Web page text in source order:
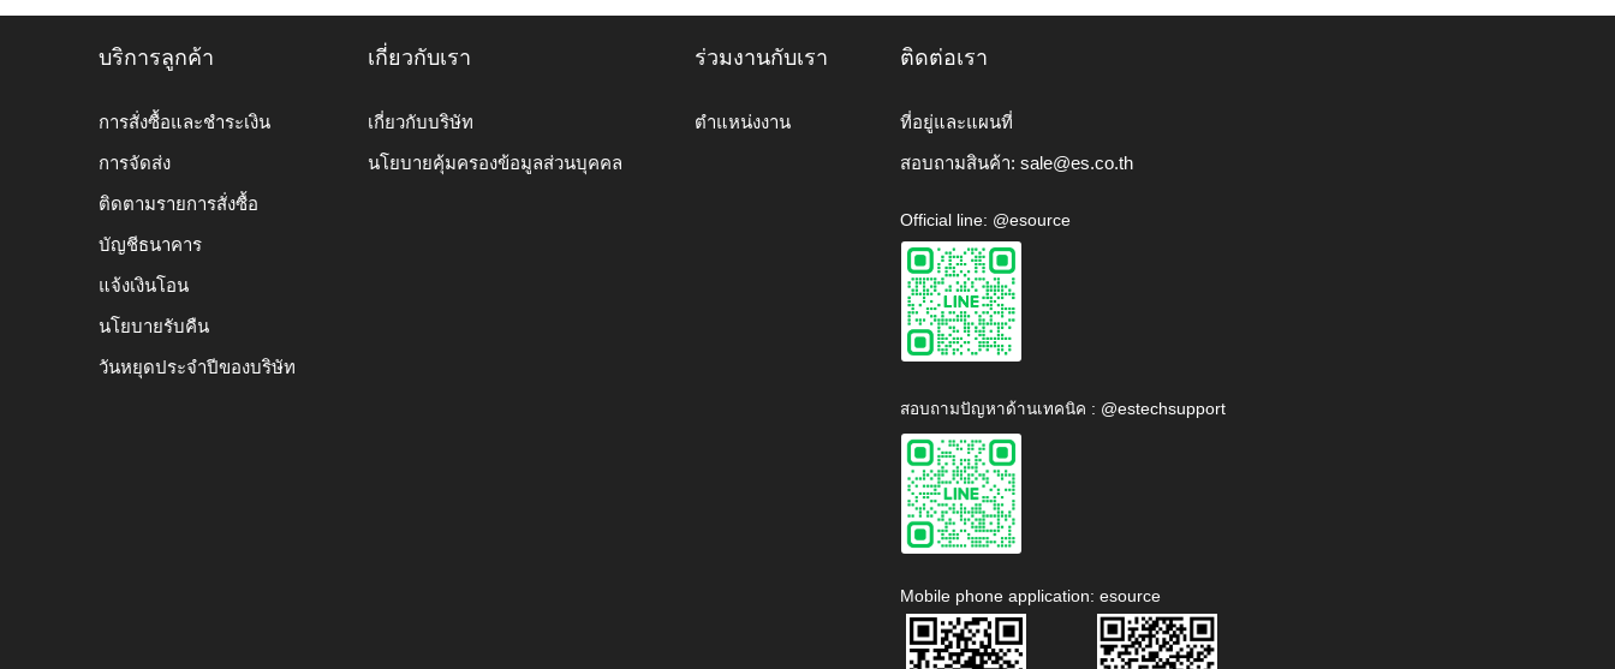
บริการลูกค้า
การสั่งซื้อและชำระเงิน
การจัดส่ง
ติดตามรายการสั่งซื้อ
บัญชีธนาคาร
แจ้งเงินโอน
นโยบายรับคืน
วันหยุดประจำปีของบริษัท
เกี่ยวกับเรา
เกี่ยวกับบริษัท
นโยบายคุ้มครองข้อมูลส่วนบุคคล
ร่วมงานกับเรา
ตำแหน่งงาน
ติดต่อเรา
ที่อยู่และแผนที่
สอบถามสินค้า: sale@es.co.th
Official line: @esource
สอบถามปัญหาด้านเทคนิค : @estechsupport
Mobile phone application: esource